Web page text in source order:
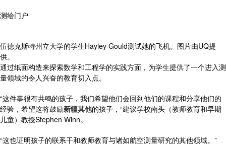
测绘门户
伍德克斯特州立大学的学生Hayley Gould测试她的飞机。图片由UQ提
供。
通过纸面构造来探索数学和工程学的实践方面，为学生提供了一个进入测
量领域的令人兴奋的教育切入点。
“这件事很有共鸣的孩子，我们希望他们会回到他们的课程和分享他们的
经验，希望这将鼓励新疆其他的孩子，“建议学校南头（教师教育和早期
儿童）教授Stephen Winn。
“这也证明孩子的联系干和教师教育与诸如航空测量研究的其他领域。”